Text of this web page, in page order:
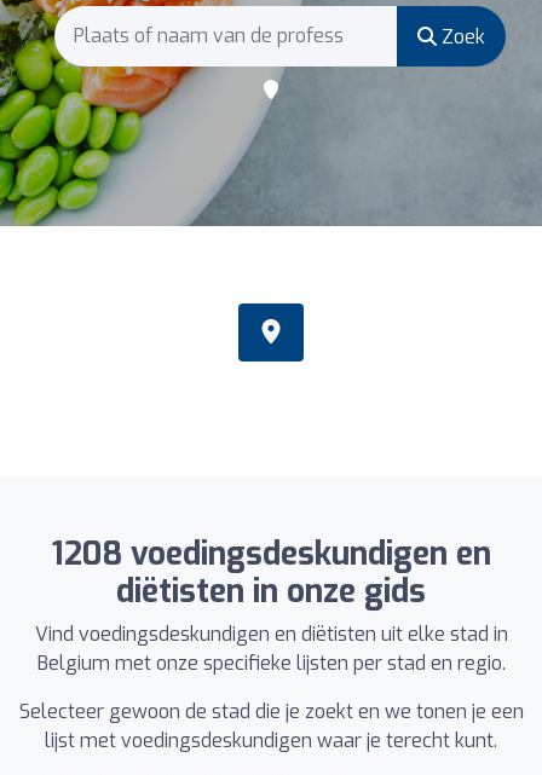
Zoek
1208 voedingsdeskundigen en
diëtisten in onze gids
Vind voedingsdeskundigen en diëtisten uit elke stad in
Belgium met onze specifieke lijsten per stad en regio.
Selecteer gewoon de stad die je zoekt en we tonen je een
lijst met voedingsdeskundigen waar je terecht kunt.